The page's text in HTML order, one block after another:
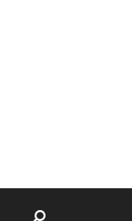
Suchen